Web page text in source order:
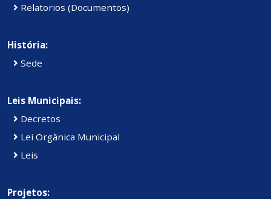
Relatorios (Documentos)
História:
Sede
Leis Municipais:
Decretos
Lei Orgânica Municipal
Leis
Projetos: